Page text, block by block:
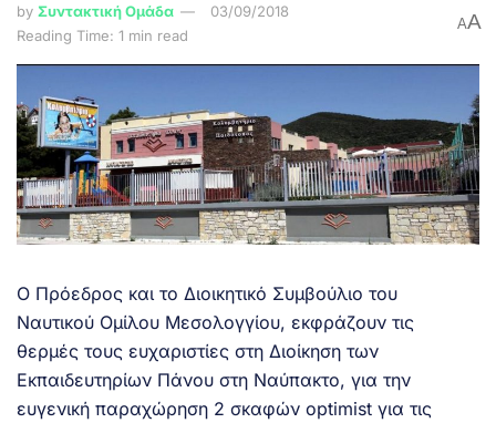
by Συντακτική Ομάδα
03/09/2018
Reading Time: 1 min read
AA
Ο Πρόεδρος και το Διοικητικό Συμβούλιο του
Ναυτικού Ομίλου Μεσολογγίου, εκφράζουν τις
θερμές τους ευχαριστίες στη Διοίκηση των
Εκπαιδευτηρίων Πάνου στη Ναύπακτο, για την
ευγενική παραχώρηση 2 σκαφών optimist για τις